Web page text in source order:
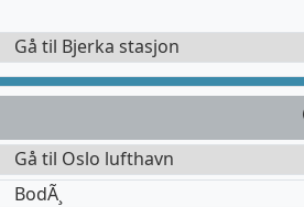
Gå til Bjerka stasjon
Gå til Oslo lufthavn
BodÃ¸